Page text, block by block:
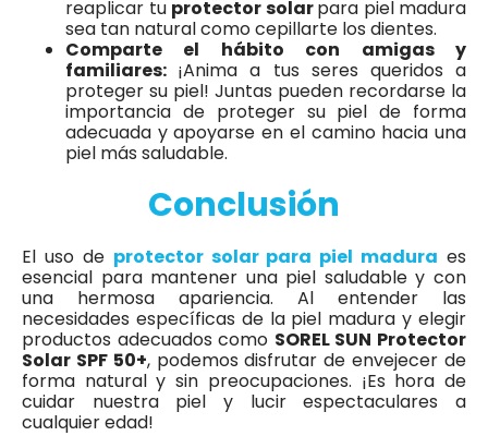
reaplicar tu protector solarpara piel madura
sea tan natural como cepillarte los dientes.
Comparte el hábito con amigas y
familiares: ¡Anima a tus seres queridos a
proteger su piel! Juntas pueden recordarse la
importancia de proteger su piel de forma
adecuada y apoyarse en el camino hacia una
piel más saludable.
Conclusión
El uso de protector solar para piel madura es
esencial para mantener una piel saludable y con
una hermosa apariencia. Al entender las
necesidades específicas de la piel madura y elegir
productos adecuados como SOREL SUN Protector
Solar SPF 50+, podemos disfrutar de envejecer de
forma natural y sin preocupaciones. ¡Es hora de
cuidar nuestra piel y lucir espectaculares a
cualquier edad!